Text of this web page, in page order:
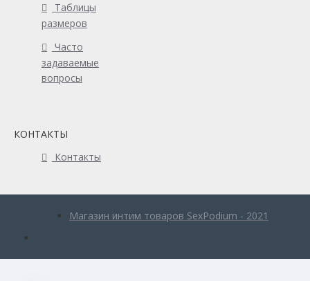
Таблицы
размеров
Часто
задаваемые
вопросы
КОНТАКТЫ
Контакты
Магазин интим товаров SexPodium - 2021